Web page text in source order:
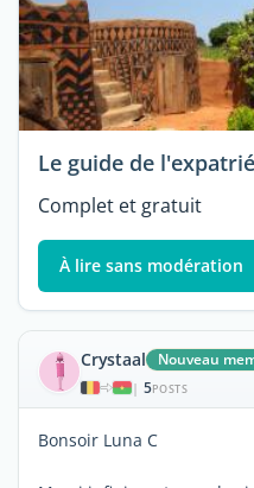
Le guide de
Complet et gratuit
À lire sans modération
Crystaal Nouveau
| 5POSTS
Bonsoir Luna C